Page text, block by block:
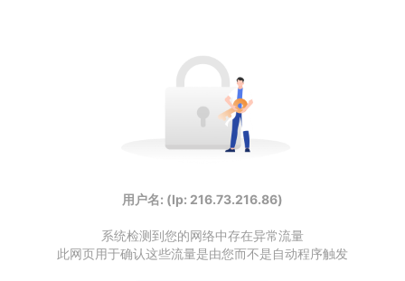
用户名: (Ip: 216.73.216.86)
系统检测到您的网络中存在异常流量
此网页用于确认这些流量是由您而不是自动程序触发